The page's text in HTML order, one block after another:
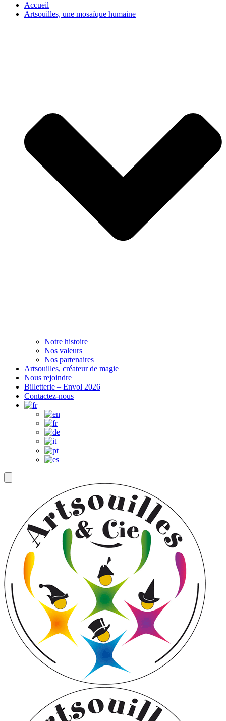
Accueil
Artsouilles, une mosaïque humaine
Notre histoire
Nos valeurs
Nos partenaires
Artsouilles, créateur de magie
Nous rejoindre
Billetterie – Envol 2026
Contactez-nous